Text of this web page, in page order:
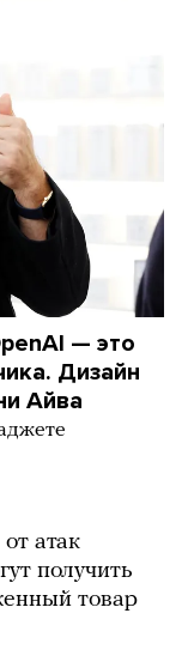
— это
Дизайн
Айва
атак
получить
товар